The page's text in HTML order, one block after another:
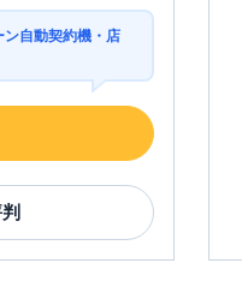
自動契約機・店